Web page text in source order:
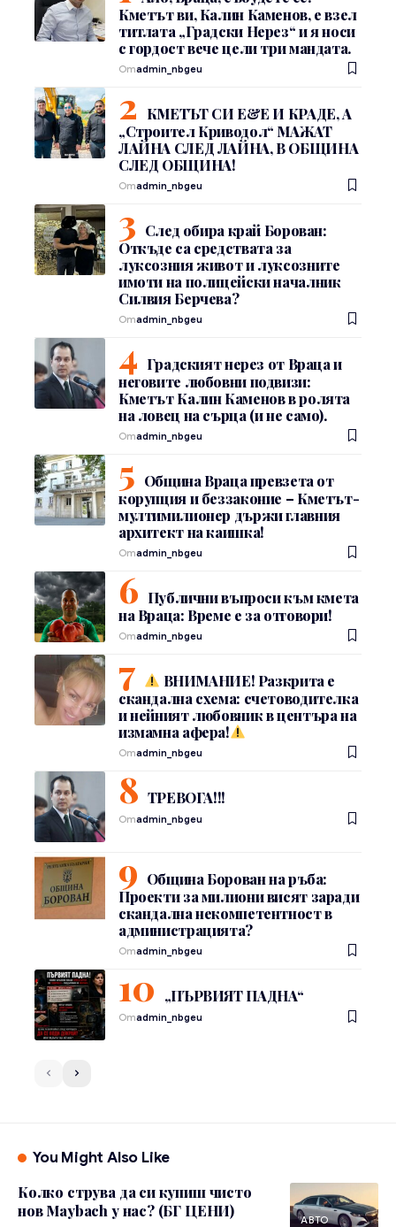
Кметът ви, Калин Каменов, е взел
титлата „Градски Нерез“ и я носи
с гордост вече цели три мандата.
Отadmin_nbgeu
КМЕТЪТ СИ Е&Е И КРАДЕ, А
„Строител Криводол“ МАЖАТ
ЛАЙНА СЛЕД ЛАЙНА, В ОБЩИНА
СЛЕД ОБЩИНА!
Отadmin_nbgeu
След обира край Борован:
Откъде са средствата за
луксозния живот и луксозните
имоти на полицейски началник
Силвия Берчева?
Отadmin_nbgeu
Градският нерез от Враца и
неговите любовни подвизи:
Кметът Калин Каменов в ролята
на ловец на сърца (и не само).
Отadmin_nbgeu
Община Враца превзета от
корупция и беззаконие – Кметът-
мултимилионер държи главния
архитект на каишка!
Отadmin_nbgeu
Публични въпроси към кмета
на Враца: Време е за отговори!
Отadmin_nbgeu
ВНИМАНИЕ! Разкрита е
скандална схема: счетоводителка
и нейният любовник в центъра на
измамна афера!
Отadmin_nbgeu
ТРЕВОГА!!!
Отadmin_nbgeu
Община Борован на ръба:
Проекти за милиони висят заради
скандална некомпетентност в
администрацията?
Отadmin_nbgeu
„ПЪРВИЯТ ПАДНА“
Отadmin_nbgeu
You Might Also Like
АВТО
Колко струва да си купиш чисто
нов Maybach у нас? (БГ ЦЕНИ)